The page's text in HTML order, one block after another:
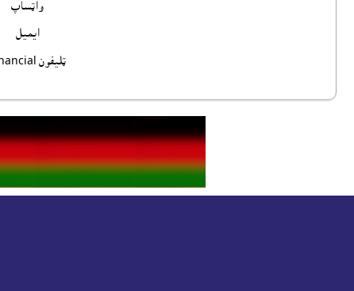
واټساپ
ايميل
ټليفون Financial